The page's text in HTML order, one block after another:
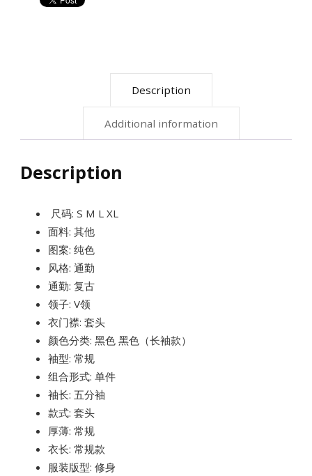
衣
Description
Additional information
Description
尺码: S M L XL
面料: 其他
图案: 纯色
风格: 通勤
通勤: 复古
领子: V领
衣门襟: 套头
颜色分类: 黑色 黑色（长袖款）
袖型: 常规
组合形式: 单件
袖长: 五分袖
款式: 套头
厚薄: 常规
衣长: 常规款
服装版型: 修身